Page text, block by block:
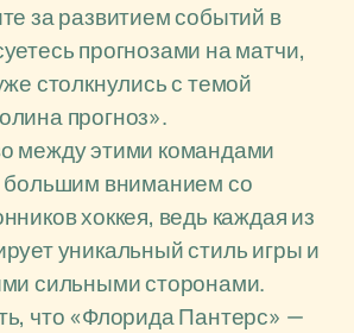
за развитием событий в
прогнозами на матчи,
столкнулись с темой
прогноз».
между этими командами
большим вниманием со
хоккея, ведь каждая из
уникальный стиль игры и
сильными сторонами.
что «Флорида Пантерс» —